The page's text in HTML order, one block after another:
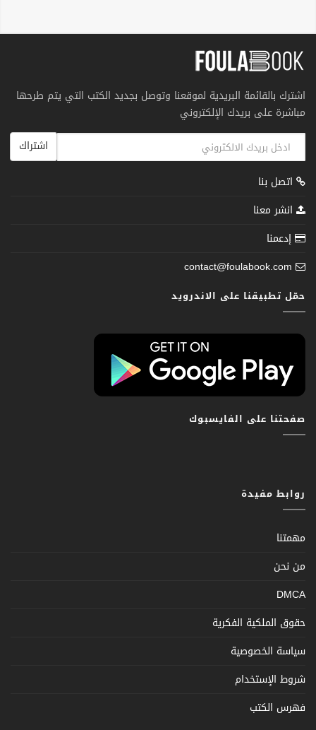
اشترك بالقائمة البريدية لموقعنا وتوصل بجديد الكتب التي يتم طرحها
مباشرة على بريدك الإلكتروني
اشتراك
اتصل بنا
انشر معنا
إدعمنا
contact@foulabook.com
حمّل تطبيقنا على الاندرويد
صفحتنا على الفايسبوك
روابط مفيدة
مهمتنا
من نحن
DMCA
حقوق الملكية الفكرية
سياسة الخصوصية
شروط الإستخدام
فهرس الكتب